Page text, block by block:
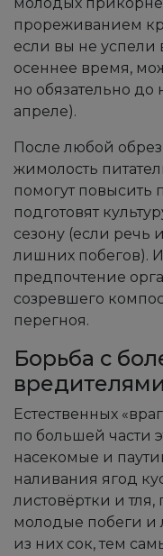
прореживанием
если вы не успели
осеннее время,
но обязательно
апреле).
После любой
жимолость
помогут повысить
подготовят
сезону (если речь
лишних побегов).
предпочтение
созревшего
перегноя.
Борьба с
вредителями
Естественных
по большей части
насекомые и
наливания ягод
листовёртки и
молодые побеги и
из них сок, тем